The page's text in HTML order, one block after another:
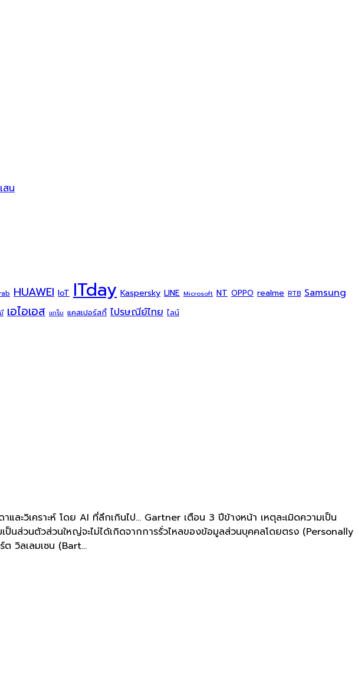
สน
HUAWEI IoT ITday Kaspersky LINE Microsoft NT OPPO realme RTB Samsung
เอไอเอส แกร็บ แคสเปอร์สกี้ ไปรษณีย์ไทย ไลน์
ะวิเคราะห์ โดย AI ที่ลึกเกินไป... Gartner เตือน 3 ปีข้างหน้า เหตุละเมิดความเป็น
ส่วนตัวส่วนใหญ่จะไม่ได้เกิดจากการรั่วไหลของข้อมูลส่วนบุคคลโดยตรง (Personally
วิลเลมเซน (Bart...